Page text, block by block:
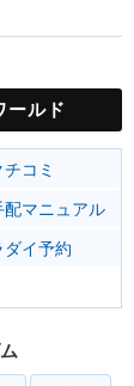
ールド
コミ
配マニュアル
ダイ予約